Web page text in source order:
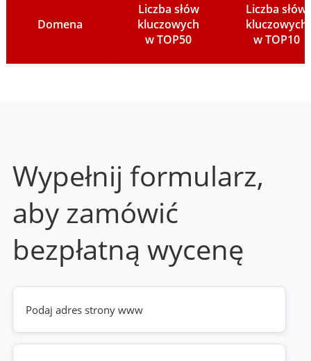
Domena
Liczba słów
kluczowych
w TOP50
Liczba słów
kluczowych
w TOP10
Wypełnij formularz,
aby zamówić
bezpłatną wycenę
Twoja
strona
www
(wymagane)
Telefon